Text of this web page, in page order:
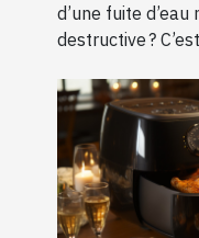
d’une fuite d’eau
destructive ?